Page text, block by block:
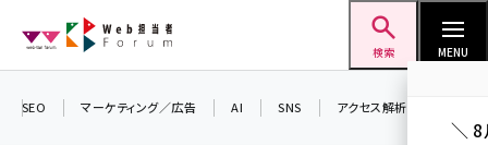
ン
検索 MENU
SEO マーケティング／広告 AI SNS アクセス解析／データ分析
＼ 8